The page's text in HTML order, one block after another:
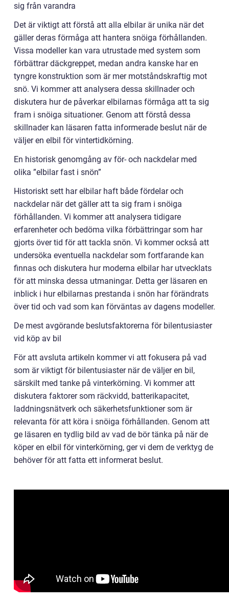
sig från varandra
Det är viktigt att förstå att alla elbilar är unika när det
gäller deras förmåga att hantera snöiga förhållanden.
Vissa modeller kan vara utrustade med system som
förbättrar däckgreppet, medan andra kanske har en
tyngre konstruktion som är mer motståndskraftig mot
snö. Vi kommer att analysera dessa skillnader och
diskutera hur de påverkar elbilarnas förmåga att ta sig
fram i snöiga situationer. Genom att förstå dessa
skillnader kan läsaren fatta informerade beslut när de
väljer en elbil för vintertidkörning.
En historisk genomgång av för- och nackdelar med
olika ”elbilar fast i snön”
Historiskt sett har elbilar haft både fördelar och
nackdelar när det gäller att ta sig fram i snöiga
förhållanden. Vi kommer att analysera tidigare
erfarenheter och bedöma vilka förbättringar som har
gjorts över tid för att tackla snön. Vi kommer också att
undersöka eventuella nackdelar som fortfarande kan
finnas och diskutera hur moderna elbilar har utvecklats
för att minska dessa utmaningar. Detta ger läsaren en
inblick i hur elbilarnas prestanda i snön har förändrats
över tid och vad som kan förväntas av dagens modeller.
De mest avgörande beslutsfaktorerna för bilentusiaster
vid köp av bil
För att avsluta artikeln kommer vi att fokusera på vad
som är viktigt för bilentusiaster när de väljer en bil,
särskilt med tanke på vinterkörning. Vi kommer att
diskutera faktorer som räckvidd, batterikapacitet,
laddningsnätverk och säkerhetsfunktioner som är
relevanta för att köra i snöiga förhållanden. Genom att
ge läsaren en tydlig bild av vad de bör tänka på när de
köper en elbil för vinterkörning, ger vi dem de verktyg de
behöver för att fatta ett informerat beslut.